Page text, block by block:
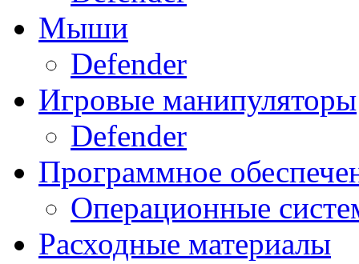
Мыши
Defender
Игровые манипуляторы
Defender
Программное
Операционные
Расходные материалы